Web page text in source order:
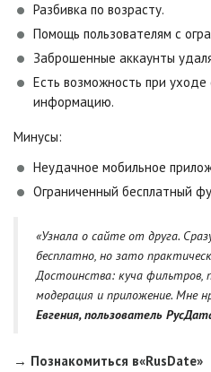
Разбивка по возрасту.
Помощь пользователям с
Заброшенные аккаунты
Есть возможность при
информацию.
Минусы:
Неудачное мобильное
Ограниченный бесплатный
«Узнала о сайте от друга.
бесплатно, но зато
Достоинства: куча фильтров,
модерация и приложение. Мне
Евгения, пользователь
→ Познакомиться в«RusDate»